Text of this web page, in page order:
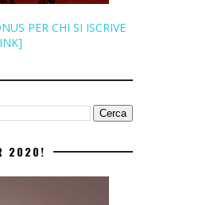
PER CHI SI ISCRIVE
2020!